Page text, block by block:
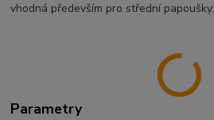
vhodná především pro střední papoušky.
Parametry